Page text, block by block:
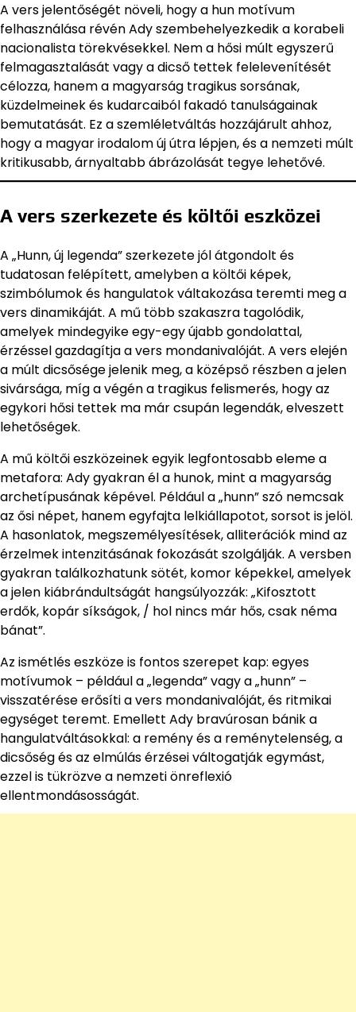
A vers jelentőségét növeli, hogy a hun motívum
felhasználása révén Ady szembehelyezkedik a korabeli
nacionalista törekvésekkel. Nem a hősi múlt egyszerű
felmagasztalását vagy a dicső tettek felelevenítését
célozza, hanem a magyarság tragikus sorsának,
küzdelmeinek és kudarcaiból fakadó tanulságainak
bemutatását. Ez a szemléletváltás hozzájárult ahhoz,
hogy a magyar irodalom új útra lépjen, és a nemzeti múlt
kritikusabb, árnyaltabb ábrázolását tegye lehetővé.
A vers szerkezete és költői eszközei
A „Hunn, új legenda” szerkezete jól átgondolt és
tudatosan felépített, amelyben a költői képek,
szimbólumok és hangulatok váltakozása teremti meg a
vers dinamikáját. A mű több szakaszra tagolódik,
amelyek mindegyike egy-egy újabb gondolattal,
érzéssel gazdagítja a vers mondanivalóját. A vers elején
a múlt dicsősége jelenik meg, a középső részben a jelen
sivársága, míg a végén a tragikus felismerés, hogy az
egykori hősi tettek ma már csupán legendák, elveszett
lehetőségek.
A mű költői eszközeinek egyik legfontosabb eleme a
metafora: Ady gyakran él a hunok, mint a magyarság
archetípusának képével. Például a „hunn” szó nemcsak
az ősi népet, hanem egyfajta lelkiállapotot, sorsot is jelöl.
A hasonlatok, megszemélyesítések, alliterációk mind az
érzelmek intenzitásának fokozását szolgálják. A versben
gyakran találkozhatunk sötét, komor képekkel, amelyek
a jelen kiábrándultságát hangsúlyozzák: „Kifosztott
erdők, kopár síkságok, / hol nincs már hős, csak néma
bánat”.
Az ismétlés eszköze is fontos szerepet kap: egyes
motívumok – például a „legenda” vagy a „hunn” –
visszatérése erősíti a vers mondanivalóját, és ritmikai
egységet teremt. Emellett Ady bravúrosan bánik a
hangulatváltásokkal: a remény és a reménytelenség, a
dicsőség és az elmúlás érzései váltogatják egymást,
ezzel is tükrözve a nemzeti önreflexió
ellentmondásosságát.